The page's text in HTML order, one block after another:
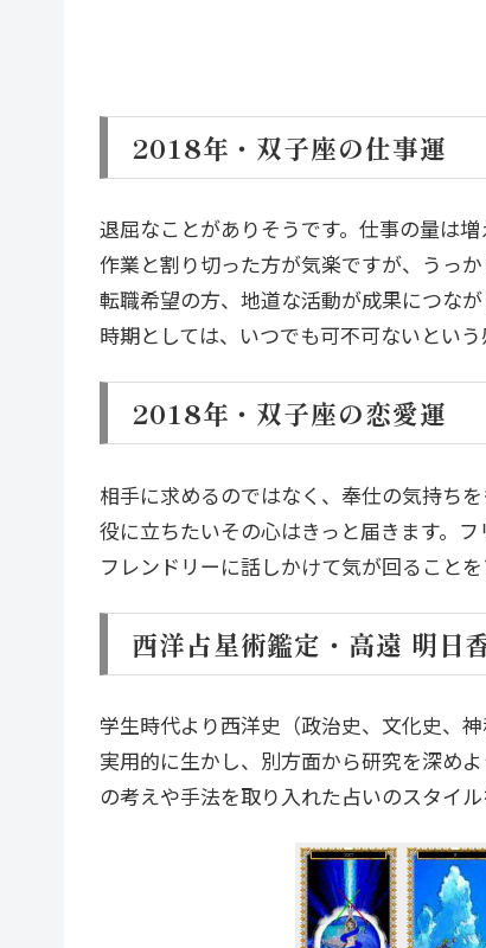
2018年・双子座の仕事運
退屈なことがありそうです。仕事の量は
作業と割り切った方が気楽ですが、うっか
転職希望の方、地道な活動が成果につなが
時期としては、いつでも可不可ないとい
2018年・双子座の恋愛運
相手に求めるのではなく、奉仕の気持ち
役に立ちたいその心はきっと届きます。
フレンドリーに話しかけて気が回ることを
西洋占星術鑑定・高遠 明日
学生時代より西洋史（政治史、文化史、
実用的に生かし、別方面から研究を深め
の考えや手法を取り入れた占いのスタイル